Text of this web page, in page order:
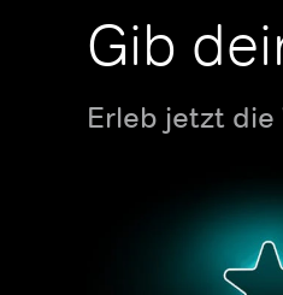
Gib
Erleb jetzt die